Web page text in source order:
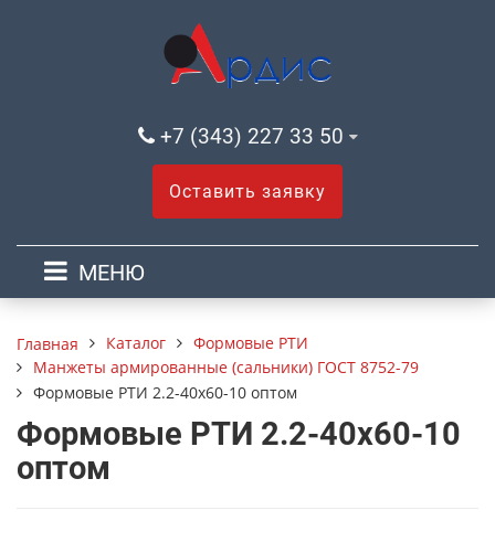
+7 (343) 227 33 50
Оставить заявку
МЕНЮ
Главная Каталог
Формовые РТИ
Манжеты армированные (сальники) ГОСТ 8752-79
Формовые РТИ 2.2-40х60-10 оптом
Формовые РТИ 2.2-40х60-10
оптом